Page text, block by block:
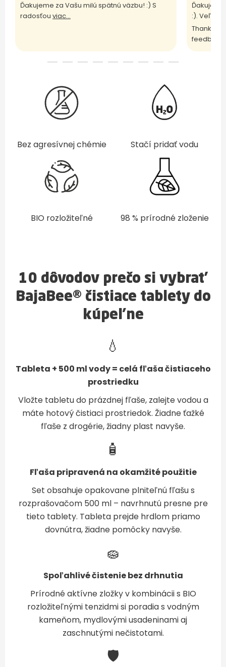
Ďakujeme za Vašu milú spätnú väzbu! :) S
radosťou viac...
:). Veľm
Thank
feedback
Bez agresívnej chémie Stačí pridať vodu
BIO rozložiteľné 98 % prírodné zloženie
10 dôvodov prečo si vybrať
BajaBee® čistiace tablety do
kúpeľne
💧
Tableta + 500 ml vody = celá fľaša čistiaceho
prostriedku
Vložte tabletu do prázdnej fľaše, zalejte vodou a
máte hotový čistiaci prostriedok. Žiadne ťažké
fľaše z drogérie, žiadny plast navyše.
🧴
Fľaša pripravená na okamžité použitie
Set obsahuje opakovane plniteľnú fľašu s
rozprašovačom 500 ml – navrhnutú presne pre
tieto tablety. Tableta prejde hrdlom priamo
dovnútra, žiadne pomôcky navyše.
🧽
Spoľahlivé čistenie bez drhnutia
Prírodné aktívne zložky v kombinácii s BIO
rozložiteľnými tenzidmi si poradia s vodným
kameňom, mydlovými usadeninami aj
zaschnutými nečistotami.
🛡️